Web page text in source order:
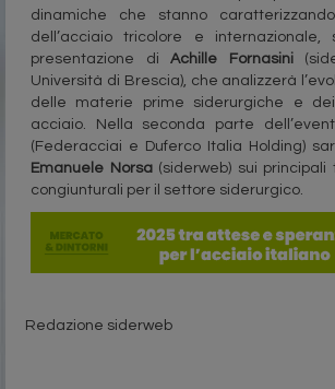
dinamiche che stanno
dell’acciaio tricolore e
presentazione di Achille Fornasini
Università di Brescia), che analizzerà
delle materie prime siderurgiche e
acciaio. Nella seconda parte
(Federacciai e Duferco Italia Holding)
Emanuele Norsa (siderweb) sui
congiunturali per il settore siderurgico.
Redazione siderweb